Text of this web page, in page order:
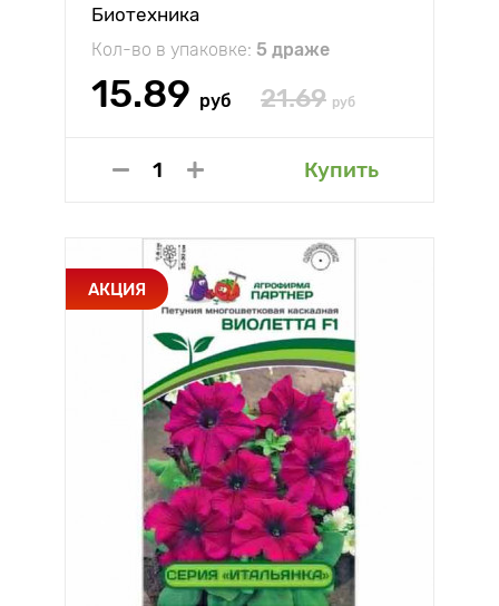
Биотехника
Кол-во в упаковке: 5 драже
15.89 руб 21.69 руб
Купить
АКЦИЯ